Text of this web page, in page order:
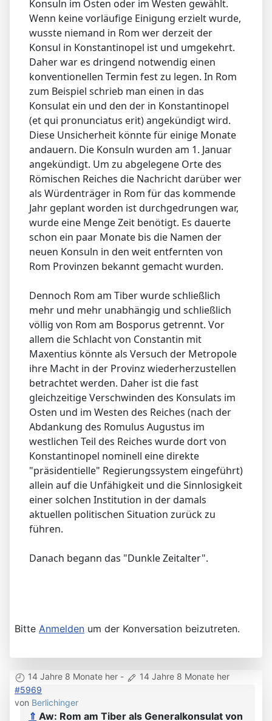
Konsuln im Osten oder im Westen gewählt.
Wenn keine vorläufige Einigung erzielt wurde,
wusste niemand in Rom wer derzeit der
Konsul in Konstantinopel ist und umgekehrt.
Daher war es dringend notwendig einen
konventionellen Termin fest zu legen. In Rom
zum Beispiel schrieb man einen in das
Konsulat ein und den der in Konstantinopel
(et qui pronunciatus erit) angekündigt wird.
Diese Unsicherheit könnte für einige Monate
andauern. Die Konsuln wurden am 1. Januar
angekündigt. Um zu abgelegene Orte des
Römischen Reiches die Nachricht darüber wer
als Würdenträger in Rom für das kommende
Jahr geplant worden ist durchgedrungen war,
wurde eine Menge Zeit benötigt. Es dauerte
schon ein paar Monate bis die Namen der
neuen Konsuln in den weit entfernten von
Rom Provinzen bekannt gemacht wurden.
Dennoch Rom am Tiber wurde schließlich
mehr und mehr unabhängig und schließlich
völlig von Rom am Bosporus getrennt. Vor
allem die Schlacht von Constantin mit
Maxentius könnte als Versuch der Metropole
ihre Macht in der Provinz wiederherzustellen
betrachtet werden. Daher ist die fast
gleichzeitige Verschwinden des Konsulats im
Osten und im Westen des Reiches (nach der
Abdankung des Romulus Augustus im
westlichen Teil des Reiches wurde dort von
Konstantinopel nominell eine direkte
"präsidentielle" Regierungssystem eingeführt)
allein auf die Unfähigkeit und die Sinnlosigkeit
einer solchen Institution in der damals
aktuellen politischen Situation zurück zu
führen.
Danach begann das "Dunkle Zeitalter".
Bitte Anmelden um der Konversation beizutreten.
14 Jahre 8 Monate her -
14 Jahre 8 Monate her
#5969
von Berlichinger
⇑ Aw: Rom am Tiber als Generalkonsulat von